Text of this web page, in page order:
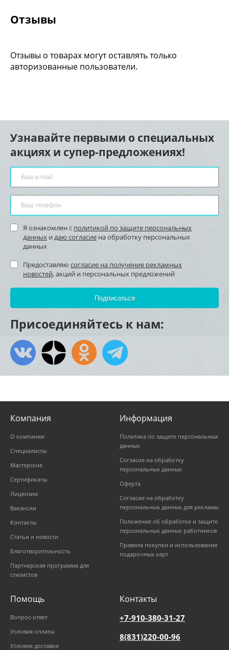
Отзывы
Отзывы о товарах могут оставлять только
авторизованные пользователи.
Узнавайте первыми о специальных
акциях и супер-предложениях!
Я ознакомлен с политикой по защите персональных
данных и даю согласие на обработку персональных
данных
Предоставляю согласие на получение рекламных
новостей, акций и персональных предложений
Присоединяйтесь к нам:
Компания
О компании
Специалисты
Мастерские
Сертификаты
Лицензии
Вакансии
Контакты
Статьи и новости
Благотворительность
Партнерская программа для
стилистов
Информация
Политика по защите персональных
данных
Согласие на обработку
персональных данных
Оферта
Согласие на обработку
персональных данных для рекламы
Положение об обработке и защите
персональных данных работников
Правила покупки и использования
подарочных карт
Помощь
Вопрос-ответ
Условия оплаты
Условия доставки
Контакты
+7-910-380-31-27
8(831)220-00-96